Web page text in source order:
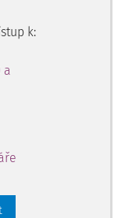
podmínky může
k:
a